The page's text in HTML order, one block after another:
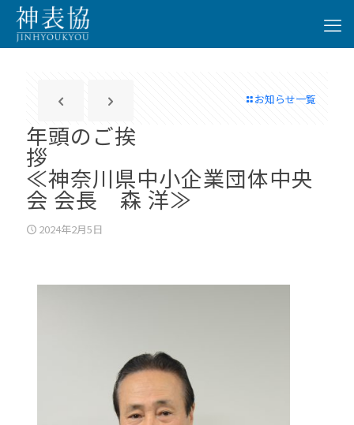
お知らせ一覧
年頭のご挨
≪神奈川県中小企業団体中央
会 会長 森 洋≫
2024年2月5日